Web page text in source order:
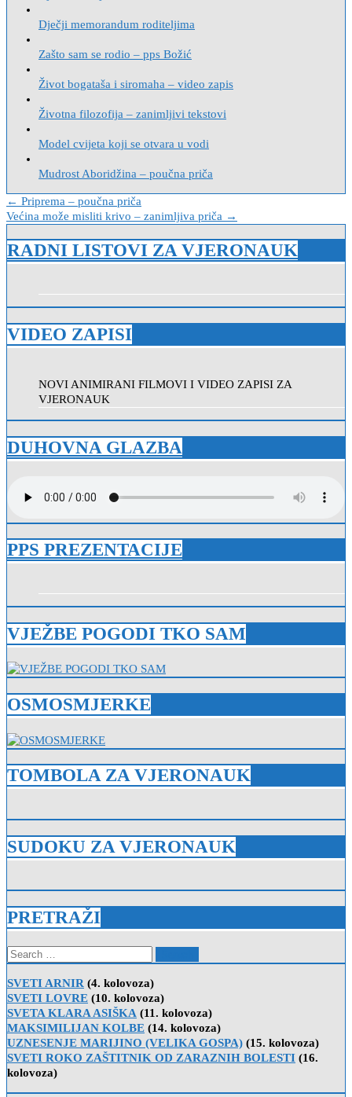
Dječji memorandum roditeljima
Zašto sam se rodio – pps Božić
Život bogataša i siromaha – video zapis
Životna filozofija – zanimljivi tekstovi
Model cvijeta koji se otvara u vodi
Mudrost Aboridžina – poučna priča
Navigacija
objava
← Priprema – poučna priča
Većina može misliti krivo – zanimljiva priča →
RADNI LISTOVI ZA VJERONAUK
VIDEO ZAPISI
NOVI ANIMIRANI FILMOVI I VIDEO ZAPISI ZA
VJERONAUK
DUHOVNA GLAZBA
PPS PREZENTACIJE
VJEŽBE POGODI TKO SAM
OSMOSMJERKE
TOMBOLA ZA VJERONAUK
SUDOKU ZA VJERONAUK
PRETRAŽI
Search
for:
SVETI ARNIR (4. kolovoza)
SVETI LOVRE (10. kolovoza)
SVETA KLARA ASIŠKA (11. kolovoza)
MAKSIMILIJAN KOLBE (14. kolovoza)
UZNESENJE MARIJINO (VELIKA GOSPA) (15. kolovoza)
SVETI ROKO ZAŠTITNIK OD ZARAZNIH BOLESTI (16.
kolovoza)